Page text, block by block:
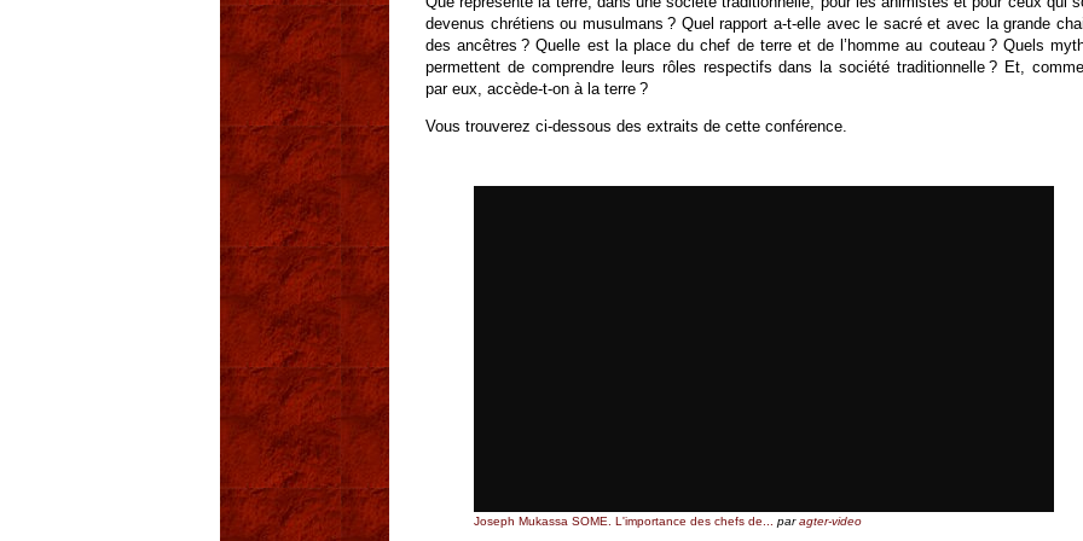
devenus chrétiens ou musulmans ? Quel rapport a-t-elle avec le sacré et avec la grande
des ancêtres ? Quelle est la place du chef de terre et de l’homme au couteau ? Quels
permettent de comprendre leurs rôles respectifs dans la société traditionnelle ? Et,
par eux, accède-t-on à la terre ?
Vous trouverez ci-dessous des extraits de cette conférence.
Joseph Mukassa SOME. L'importance des chefs de... paragter-video